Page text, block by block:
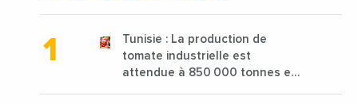
Tunisie : La production de
tomate industrielle est
attendue à 850 000 tonnes en